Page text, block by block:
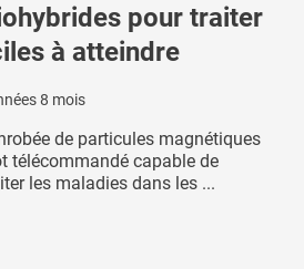
pour traiter
à atteindre
8 mois
de particules magnétiques
télécommandé capable de
les maladies dans les ...